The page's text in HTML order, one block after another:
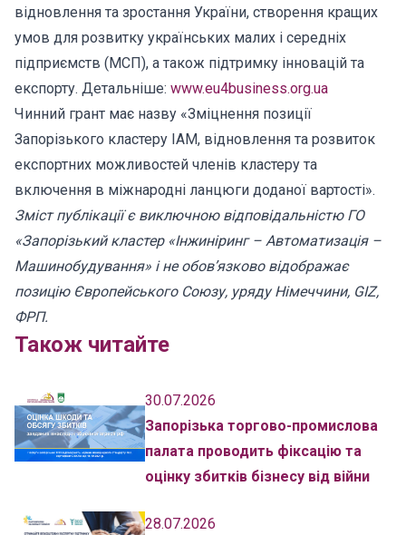
відновлення та зростання України, створення кращих
умов для розвитку українських малих і середніх
підприємств (МСП), а також підтримку інновацій та
експорту. Детальніше: www.eu4business.org.ua
Чинний грант має назву «Зміцнення позиції
Запорізького кластеру ІАМ, відновлення та розвиток
експортних можливостей членів кластеру та
включення в міжнародні ланцюги доданої вартості».
Зміст публікації є виключною відповідальністю ГО
«Запорізький кластер «Інжиніринг – Автоматизація –
Машинобудування» і не обов’язково відображає
позицію Європейського Союзу, уряду Німеччини, GIZ,
ФРП.
Також читайте
30.07.2026
Запорізька торгово-промислова
палата проводить фіксацію та
оцінку збитків бізнесу від війни
28.07.2026